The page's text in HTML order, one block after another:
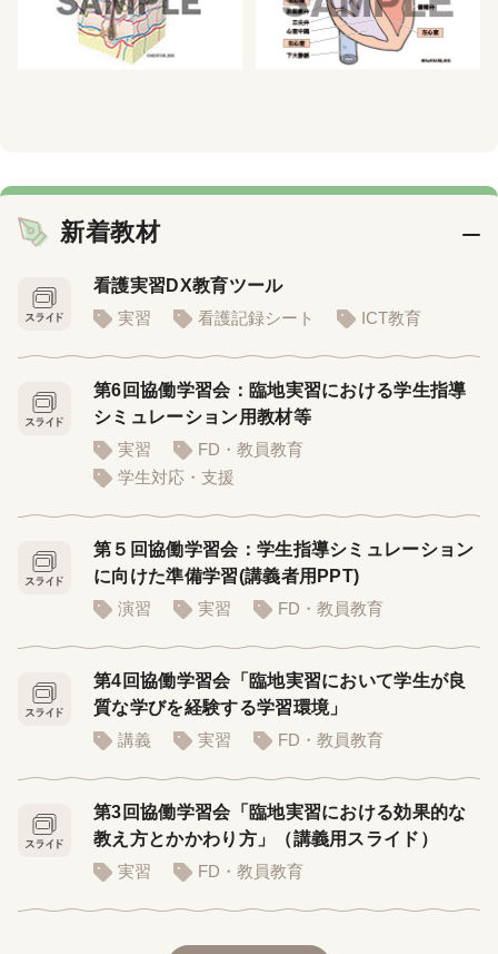
新着教材
看護実習DX教育ツール
実習
看護記録シート ICT教育
第6回協働学習会：臨地実習における学生指導
シミュレーション用教材等
実習
FD・教員教育
学生対応・支援
第５回協働学習会：学生指導シミュレーション
に向けた準備学習(講義者用PPT)
演習
実習 FD・教員教育
第4回協働学習会「臨地実習において学生が良
質な学びを経験する学習環境」
講義
実習 FD・教員教育
第3回協働学習会「臨地実習における効果的な
教え方とかかわり方」（講義用スライド）
実習
FD・教員教育